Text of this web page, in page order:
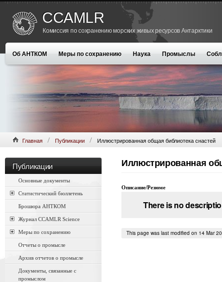
CCAMLR
Комиссия по сохранению морских живых ресурсов Антарктики
Об АНТКОМ Меры по сохранению Наука Промыслы
Главная Публикации Иллюстрированная общая библиотека снастей
Публикации
Основные документы
Статистический бюллетень
Брошюра АНТКОМ
Журнал CCAMLR Science
Меры по сохранению
Отчеты о промысле
Архив отчетов о промысле
Документы, связанные с
промыслом
Иллюстрированная
Описание/Резюме
There is no
This page was last modified on 14 Mar